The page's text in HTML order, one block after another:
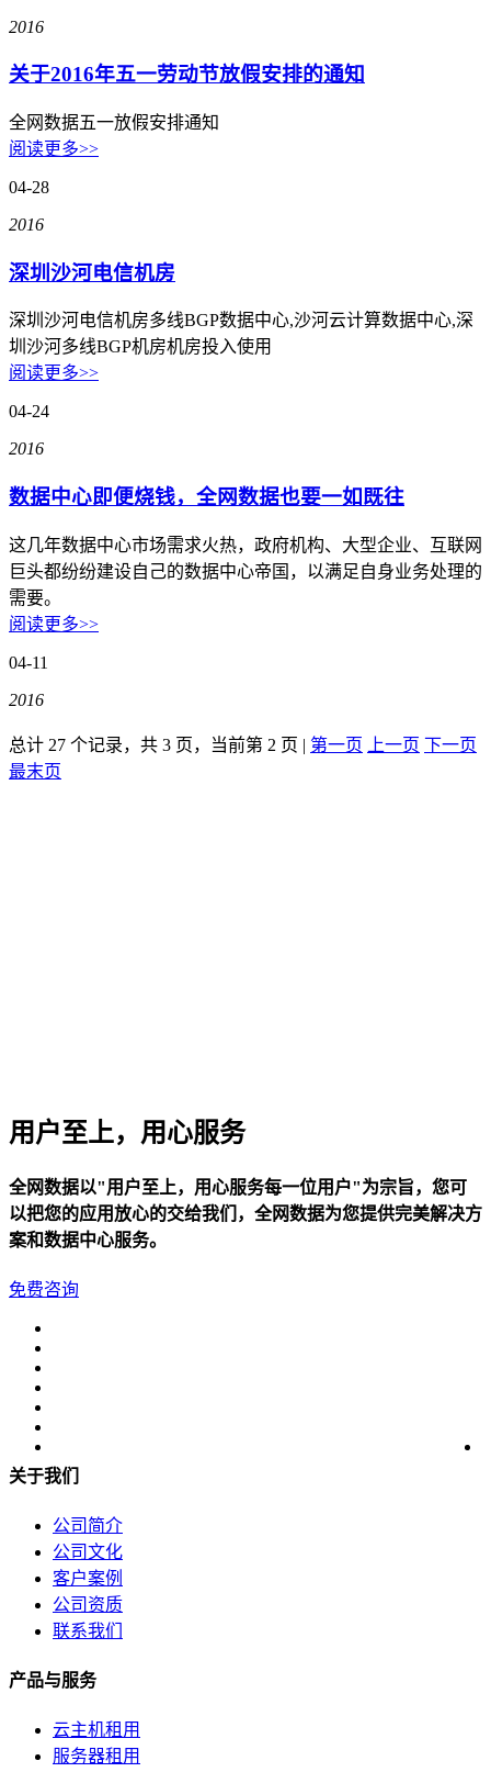
电子商务类解决方案
负载均衡解决方案
关于我们
公司简介
2016
关于2016年五一劳动节放假安排的通知
全网数据五一放假安排通知
阅读更多>>
04-28
2016
深圳沙河电信机房
深圳沙河电信机房多线BGP数据中心,沙河云计算数据中心,深
圳沙河多线BGP机房机房投入使用
阅读更多>>
04-24
2016
数据中心即便烧钱，全网数据也要一如既往
这几年数据中心市场需求火热，政府机构、大型企业、互联网
巨头都纷纷建设自己的数据中心帝国，以满足自身业务处理的
需要。
阅读更多>>
04-11
2016
总计 27 个记录，共 3 页，当前第 2 页 | 第一页 上一页 下一页
最末页
用户至上，用心服务
全网数据以"用户至上，用心服务每一位用户"为宗旨，您可
以把您的应用放心的交给我们，全网数据为您提供完美解决方
案和数据中心服务。
免费咨询
关于我们
公司简介
公司文化
客户案例
公司资质
联系我们
产品与服务
云主机租用
服务器租用